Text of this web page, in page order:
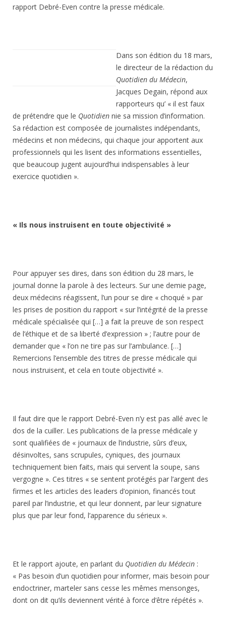
rapport Debré-Even contre la presse médicale.
Dans son édition du 18 mars,
le directeur de la rédaction du
Quotidien du Médecin,
Jacques Degain, répond aux
rapporteurs qu’ « il est faux
de prétendre que le Quotidien nie sa mission d’information.
Sa rédaction est composée de journalistes indépendants,
médecins et non médecins, qui chaque jour apportent aux
professionnels qui les lisent des informations essentielles,
que beaucoup jugent aujourd’hui indispensables à leur
exercice quotidien ».
« Ils nous instruisent en toute objectivité »
Pour appuyer ses dires, dans son édition du 28 mars, le
journal donne la parole à des lecteurs. Sur une demie page,
deux médecins réagissent, l’un pour se dire « choqué » par
les prises de position du rapport « sur l’intégrité de la presse
médicale spécialisée qui […] a fait la preuve de son respect
de l’éthique et de sa liberté d’expression » ; l’autre pour de
demander que « l’on ne tire pas sur l’ambulance. […]
Remercions l’ensemble des titres de presse médicale qui
nous instruisent, et cela en toute objectivité ».
Il faut dire que le rapport Debré-Even n’y est pas allé avec le
dos de la cuiller. Les publications de la presse médicale y
sont qualifiées de « journaux de l’industrie, sûrs d’eux,
désinvoltes, sans scrupules, cyniques, des journaux
techniquement bien faits, mais qui servent la soupe, sans
vergogne ». Ces titres « se sentent protégés par l’argent des
firmes et les articles des leaders d’opinion, financés tout
pareil par l’industrie, et qui leur donnent, par leur signature
plus que par leur fond, l’apparence du sérieux ».
Et le rapport ajoute, en parlant du Quotidien du Médecin :
« Pas besoin d’un quotidien pour informer, mais besoin pour
endoctriner, marteler sans cesse les mêmes mensonges,
dont on dit qu’ils deviennent vérité à force d’être répétés ».